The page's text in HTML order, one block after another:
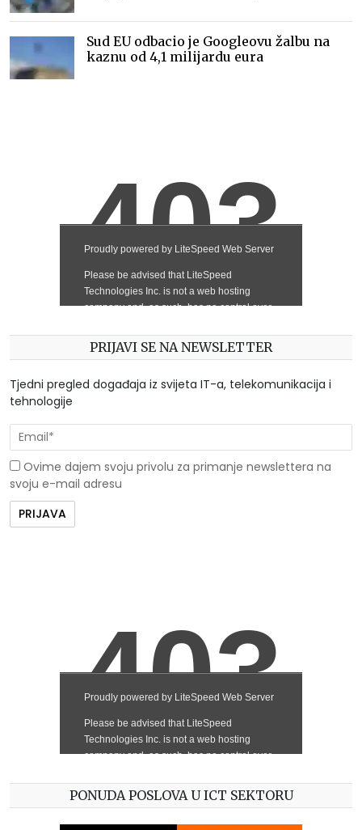
Sud EU odbacio je Googleovu žalbu na
kaznu od 4,1 milijardu eura
PRIJAVI SE NA NEWSLETTER
Tjedni pregled događaja iz svijeta IT-a, telekomunikacija i
tehnologije
Ovime dajem svoju privolu za primanje newslettera na
svoju e-mail adresu
PONUDA POSLOVA U ICT SEKTORU